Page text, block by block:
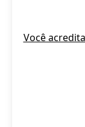
Você